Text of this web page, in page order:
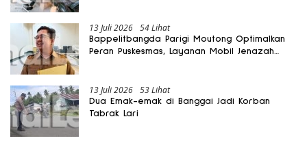
13 Juli 2026 54 Lihat
Bappelitbangda Parigi Moutong Optimalkan
Peran Puskesmas, Layanan Mobil Jenazah
13 Juli 2026 53 Lihat
Dua Emak-emak di Banggai Jadi Korban
Tabrak Lari